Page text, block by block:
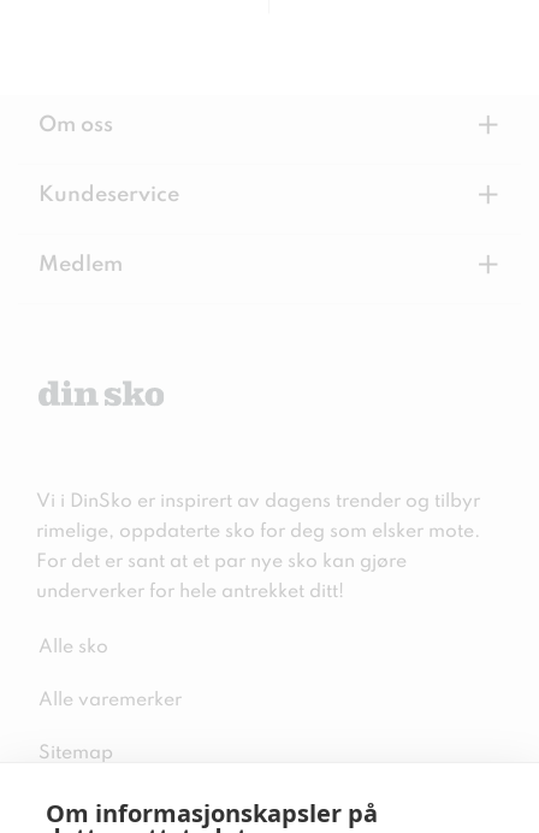
Om informasjonskapsler på
Om oss +
Kundeservice +
Medlem +
Vi i DinSko er inspirert av dagens trender og tilbyr
rimelige, oppdaterte sko for deg som elsker mote.
For det er sant at et par nye sko kan gjøre
underverker for hele antrekket ditt!
Alle sko
Alle varemerker
Sitemap